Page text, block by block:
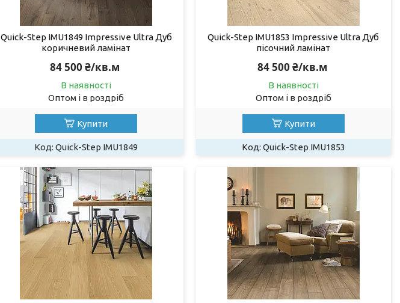
Quick-Step IMU1849 Impressive Ultra Дуб
коричневий ламінат
84 500 ₴/кв.м
В наявності
Оптом і в роздріб
Купити
Quick-Step IMU1849
Quick-Step IMU1853 Impressive Ultra Дуб
пісочний ламінат
84 500 ₴/кв.м
В наявності
Оптом і в роздріб
Купити
Quick-Step IMU1853